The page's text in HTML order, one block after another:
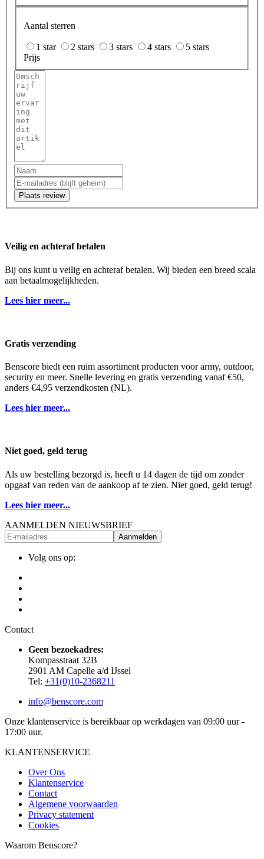
Aantal sterren
1 star 2 stars 3 stars 4 stars
5 stars
Prijs
Plaats review
Veilig en achteraf betalen
Bij ons kunt u veilig en achteraf betalen. Wij bieden een breed scala
aan betaalmogelijkheden.
Lees hier meer...
Gratis verzending
Benscore biedt een ruim assortiment producten voor army, outdoor,
security en meer. Snelle levering en gratis verzending vanaf €50,
anders €4,95 verzendkosten (NL).
Lees hier meer...
Niet goed, geld terug
Als uw bestelling bezorgd is, heeft u 14 dagen de tijd om zonder
opgaaf van reden van de aankoop af te zien. Niet goed, geld terug!
Lees hier meer...
AANMELDEN NIEUWSBRIEF
Aanmelden
Volg ons op:
Contact
Geen bezoekadres:
Kompasstraat 32B
2901 AM Capelle a/d IJssel
Tel: +31(0)10-2368211
info@benscore.com
Onze klantenservice is bereikbaar op werkdagen van 09:00 uur -
17:00 uur.
KLANTENSERVICE
Over Ons
Klantenservice
Contact
Algemene voorwaarden
Privacy statement
Cookies
Waarom Benscore?